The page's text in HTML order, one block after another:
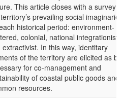
This article closes with a survey
prevailing social imaginaries
historical period: environment-
colonial, national integrationist,
extractivist. In this way, identitary
of the territory are elicited as
for co-management and
of coastal public goods and
resources.